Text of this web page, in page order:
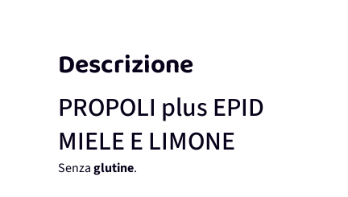
Descrizione
PROPOLI plus EPID
MIELE E LIMONE
Senzaglutine.